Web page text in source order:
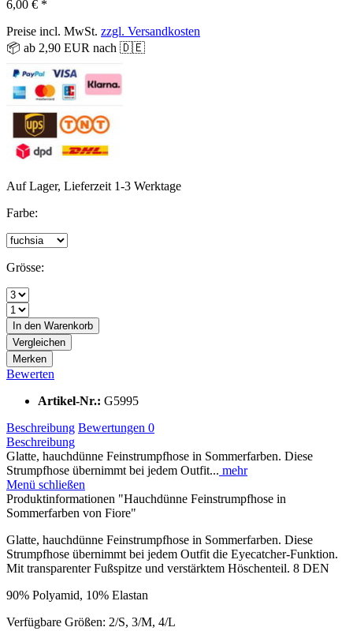
6,00 € *
Preise incl. MwSt. zzgl. Versandkosten
📦 ab 2,90 EUR nach 🇩🇪
Auf Lager, Lieferzeit 1-3 Werktage
Farbe:
Grösse:
In den Warenkorb
Vergleichen
Merken
Bewerten
Artikel-Nr.: G5995
Beschreibung Bewertungen 0
Beschreibung
Glatte, hauchdünne Feinstrumpfhose in Sommerfarben. Diese
Strumpfhose übernimmt bei jedem Outfit... mehr
Menü schließen
Produktinformationen "Hauchdünne Feinstrumpfhose in
Sommerfarben von Fiore"
Glatte, hauchdünne Feinstrumpfhose in Sommerfarben. Diese
Strumpfhose übernimmt bei jedem Outfit die Eyecatcher-Funktion.
Mit transparenter Fußspitze und verstärktem Höschenteil. 8 DEN
90% Polyamid, 10% Elastan
Verfügbare Größen: 2/S, 3/M, 4/L